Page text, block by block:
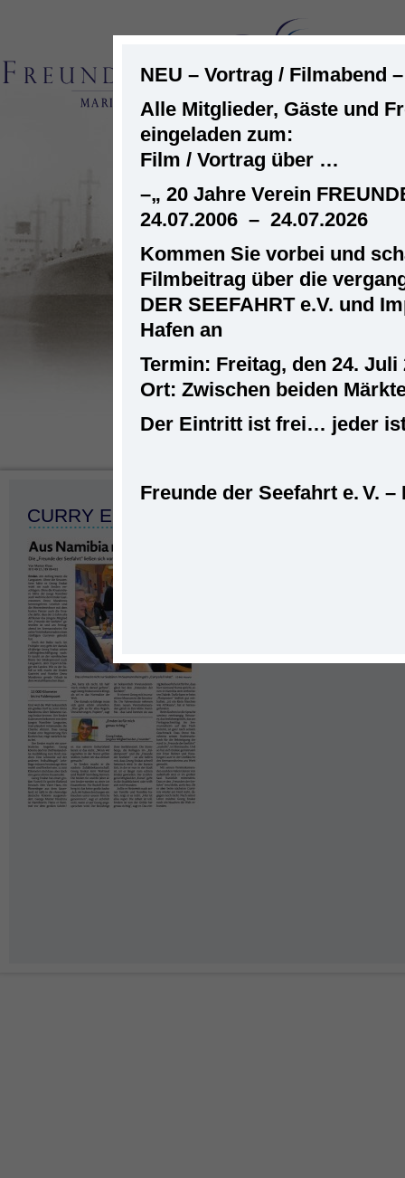
Startseite »Veranstaltungen
CURRY ESSEN 001 (2)
NEU – Vortrag / Filmabend
Alle Mitglieder, Gäste und
eingeladen zum:
Film / Vortrag über …
–„ 20 Jahre Verein
24.07.2006 – 24.07.2026
Kommen Sie vorbei und
Filmbeitrag über die
DER SEEFAHRT e.V. und
Hafen an
Termin: Freitag, den 24. Juli
Ort: Zwischen beiden
Der Eintritt ist frei… jeder
Freunde der Seefahrt e. V. –